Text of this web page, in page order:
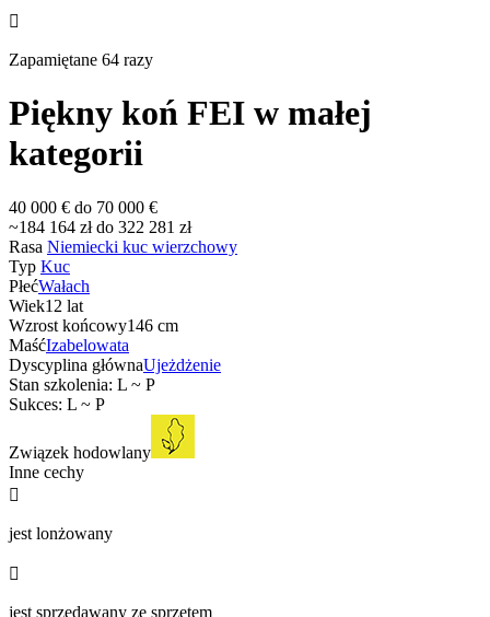

Zapamiętane 64 razy
Piękny koń FEI w małej
kategorii
40 000 € do 70 000 €
~184 164 zł do 322 281 zł
Rasa Niemiecki kuc wierzchowy
Typ Kuc
PłećWałach
Wiek12 lat
Wzrost końcowy146 cm
MaśćIzabelowata
Dyscyplina głównaUjeżdżenie
Stan szkolenia: L ~ P
Sukces: L ~ P
Związek hodowlany
Inne cechy

jest lonżowany

jest sprzedawany ze sprzętem